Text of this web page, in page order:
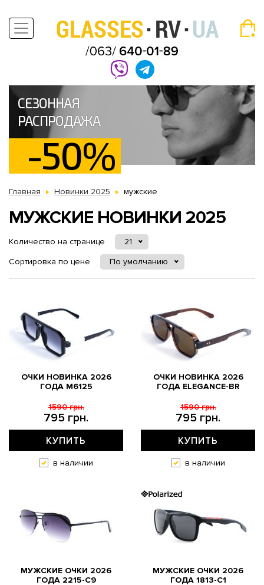
СЕЗОННАЯ
РАСПРОДАЖА
-50%
Главная Новинки 2025 мужские
МУЖСКИЕ НОВИНКИ 2025
Количество на странице
21
Сортировка по цене
По умолчанию
ОЧКИ НОВИНКА 2026
ГОДА M6125
795 грн.
1590 грн.
КУПИТЬ
в наличии
ОЧКИ НОВИНКА 2026
ГОДА ELEGANCE-BR
795 грн.
1590 грн.
КУПИТЬ
в наличии
МУЖСКИЕ ОЧКИ 2026
ГОДА 2215-C9
МУЖСКИЕ ОЧКИ 2026
ГОДА 1813-С1